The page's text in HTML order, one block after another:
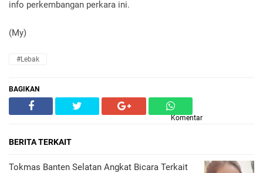
info perkembangan perkara ini.
(My)
#Lebak
BAGIKAN
Komentar
BERITA TERKAIT
Tokmas Banten Selatan Angkat Bicara Terkait